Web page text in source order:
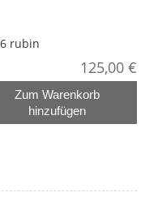
rubin
125,00 €
Zum Warenkorb
hinzufügen